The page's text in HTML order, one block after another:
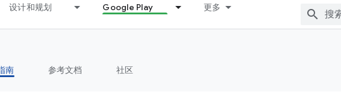
设计和规划 Google Play 更多
南 参考文档 社区